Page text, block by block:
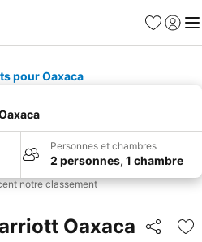
Favoris
Se
pour Oaxaca
Personnes et chambres
2 personnes, 1 chambre
notre classement
Oaxaca Partager